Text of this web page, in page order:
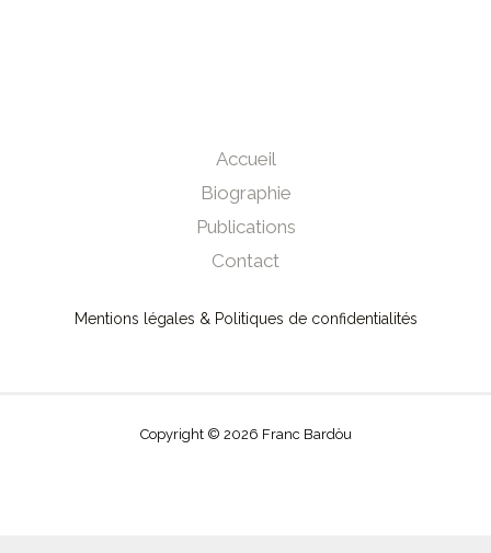
Accueil
Biographie
Publications
Contact
Mentions légales & Politiques de confidentialités
Copyright © 2026 Franc Bardòu